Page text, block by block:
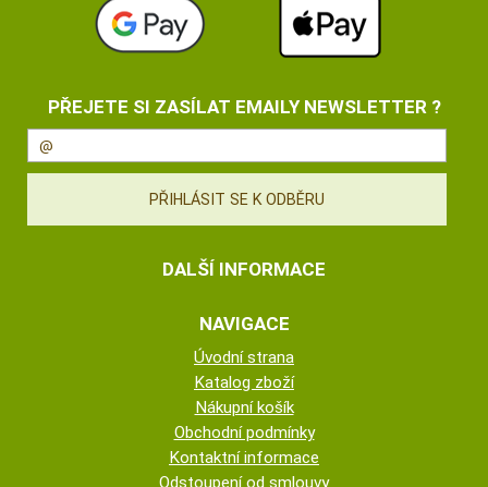
PŘEJETE SI ZASÍLAT EMAILY NEWSLETTER ?
DALŠÍ INFORMACE
NAVIGACE
Úvodní strana
Katalog zboží
Nákupní košík
Obchodní podmínky
Kontaktní informace
Odstoupení od smlouvy